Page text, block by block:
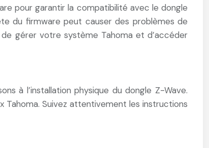
pour garantir la compatibilité avec le dongle
du firmware peut causer des problèmes de
gérer votre système Tahoma et d’accéder
à l’installation physique du dongle Z-Wave.
Suivez attentivement les instructions